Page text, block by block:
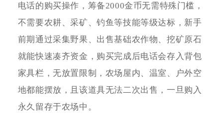
电话的购买操作，筹备2000金币无需特殊门槛，
不需要农耕、采矿、钓鱼等技能等级达标，新手
前期通过采集野果、出售基础农作物、挖矿原石
就能快速凑齐资金，购买完成后电话会存入背包
家具栏，无放置限制，农场屋内、温室、户外空
地都能摆放，且该道具无法二次出售，一旦购入
永久留存于农场中。